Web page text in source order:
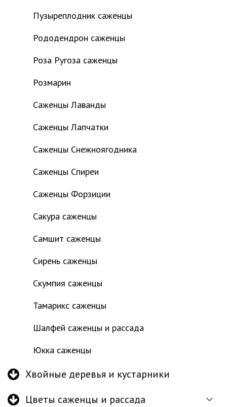
Пузыреплодник саженцы
Рододендрон саженцы
Роза Ругоза саженцы
Розмарин
Саженцы Лаванды
Саженцы Лапчатки
Саженцы Снежноягодника
Саженцы Спиреи
Саженцы Форзиции
Сакура саженцы
Самшит саженцы
Сирень саженцы
Скумпия саженцы
Тамарикс саженцы
Шалфей саженцы и рассада
Юкка саженцы
Хвойные деревья и кустарники
Цветы саженцы и рассада